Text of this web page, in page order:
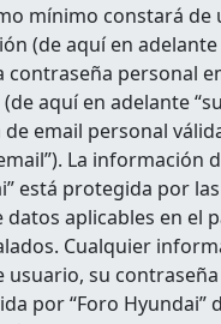
mínimo constará de
(de aquí en
contraseña personal
aquí en adelante
email personal
La información
está protegida por
aplicables en el
Cualquier
usuario, su
por “Foro Hyundai”